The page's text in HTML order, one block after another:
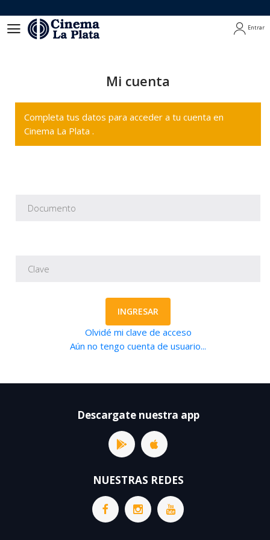
Entrar
Mi cuenta
Completa tus datos para acceder a tu cuenta en
Cinema La Plata .
INGRESAR
Olvidé mi clave de acceso
Aún no tengo cuenta de usuario...
Descargate nuestra app
NUESTRAS REDES